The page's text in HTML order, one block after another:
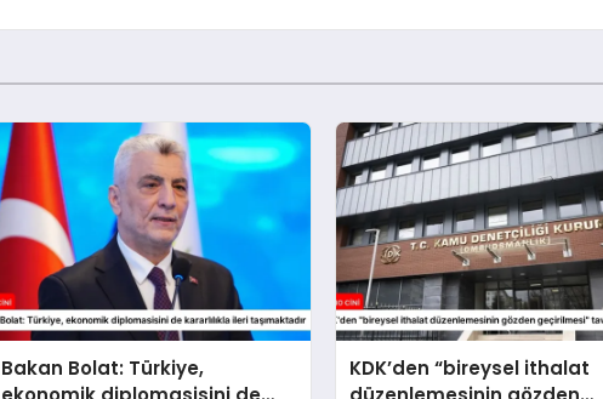
Bakan Bolat: Türkiye,
KDK’den “bireysel ithalat